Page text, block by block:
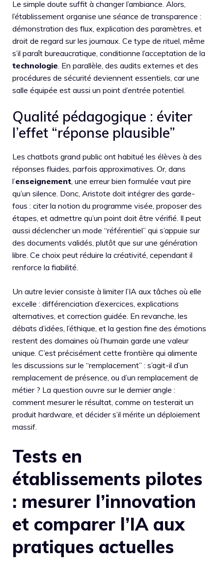
Le simple doute suffit à changer l’ambiance. Alors,
l’établissement organise une séance de transparence :
démonstration des flux, explication des paramètres, et
droit de regard sur les journaux. Ce type de rituel, même
s’il paraît bureaucratique, conditionne l’acceptation de la
technologie . En parallèle, des audits externes et des
procédures de sécurité deviennent essentiels, car une
salle équipée est aussi un point d’entrée potentiel.
Qualité pédagogique : éviter
l’effet “réponse plausible”
Les chatbots grand public ont habitué les élèves à des
réponses fluides, parfois approximatives. Or, dans
l’enseignement , une erreur bien formulée vaut pire
qu’un silence. Donc, Aristote doit intégrer des garde-
fous : citer la notion du programme visée, proposer des
étapes, et admettre qu’un point doit être vérifié. Il peut
aussi déclencher un mode “référentiel” qui s’appuie sur
des documents validés, plutôt que sur une génération
libre. Ce choix peut réduire la créativité, cependant il
renforce la fiabilité.
Un autre levier consiste à limiter l’IA aux tâches où elle
excelle : différenciation d’exercices, explications
alternatives, et correction guidée. En revanche, les
débats d’idées, l’éthique, et la gestion fine des émotions
restent des domaines où l’humain garde une valeur
unique. C’est précisément cette frontière qui alimente
les discussions sur le “remplacement” : s’agit-il d’un
remplacement de présence, ou d’un remplacement de
métier ? La question ouvre sur le dernier angle :
comment mesurer le résultat, comme on testerait un
produit hardware, et décider s’il mérite un déploiement
massif.
Tests en
établissements pilotes
: mesurer l’innovation
et comparer l’IA aux
pratiques actuelles